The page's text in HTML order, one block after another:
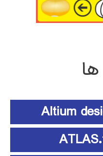
Altium